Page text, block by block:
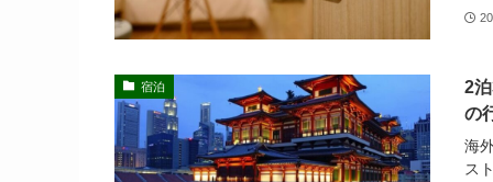
宿泊
2
の
海
ス